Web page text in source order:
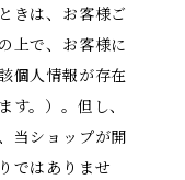
きは、お客様ご
上で、お客様に
個人情報が存在
す。）。但し、
当ショップが開
ではありませ